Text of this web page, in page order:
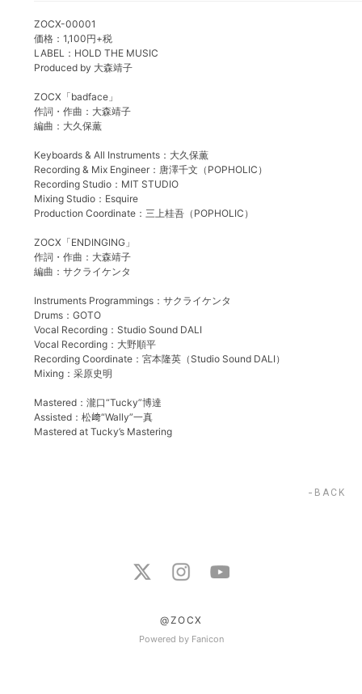
ZOCX-00001
価格：1,100円+税
LABEL：HOLD THE MUSIC
Produced by 大森靖子
ZOCX「badface」
作詞・作曲：大森靖子
編曲：大久保薫
Keyboards & All Instruments：大久保薫
Recording & Mix Engineer：唐澤千文（POPHOLIC）
Recording Studio：MIT STUDIO
Mixing Studio：Esquire
Production Coordinate：三上桂吾（POPHOLIC）
ZOCX「ENDINGING」
作詞・作曲：大森靖子
編曲：サクライケンタ
Instruments Programmings：サクライケンタ
Drums：GOTO
Vocal Recording：Studio Sound DALI
Vocal Recording：大野順平
Recording Coordinate：宮本隆英（Studio Sound DALI）
Mixing：采原史明
Mastered：瀧口“Tucky”博達
Assisted：松﨑“Wally”一真
Mastered at Tucky’s Mastering
BACK
@ZOCX
Powered by Fanicon